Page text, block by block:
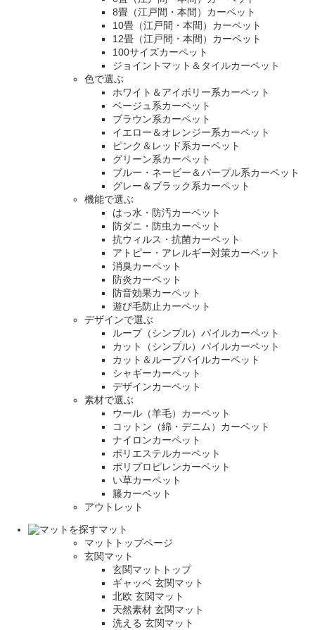
8畳（江戸間・本間）カーペット
10畳（江戸間・本間）カーペット
12畳（江戸間・本間）カーペット
100サイズカーペット
ジョイントマット＆タイルカーペット
色で選ぶ
ホワイト＆アイボリー系カーペット
ベージュ系カーペット
ブラウン系カーペット
イエロー＆オレンジー系カーペット
ピンク＆レッド系カーペット
グリーン系カーペット
ブルー・ネービー＆パープル系カーペット
グレー＆ブラック系カーペット
機能で選ぶ
はっ水・防汚カーペット
防ダニ・防虫カーペット
抗ウィルス・抗菌カーペット
アトピー・アレルギー対策カーペット
消臭カーペット
防炎カーペット
防音効果カーペット
遊び毛防止カーペット
デザインで選ぶ
ループ（シンプル）パイルカーペット
カット（シンプル）パイルカーペット
カット＆ループパイルカーペット
シャギーカーペット
デザインカーペット
素材で選ぶ
ウール（羊毛）カーペット
コットン（綿・デニム）カーペット
ナイロンカーペット
ポリエステルカーペット
ポリプロピレンカーペット
い草カーペット
籐カーペット
アウトレット
マット
マットトップページ
玄関マット
玄関マットトップ
ギャッベ 玄関マット
北欧 玄関マット
天然素材 玄関マット
洗える 玄関マット